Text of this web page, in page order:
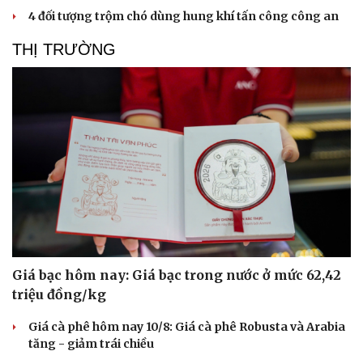
Dinh dưỡng - món ngon
Cây thuốc
Sản phụ khoa
Nhi khoa
Nam khoa
Làm đẹp - giảm cân
Phòng mạch online
Ăn sạch sống khỏe
Đời sống
Nhà đẹp
Blog
Tình yêu - Gia đình
4 đối tượng trộm chó dùng hung khí tấn công công an
THỊ TRƯỜNG
Giá bạc hôm nay: Giá bạc trong nước ở mức 62,42
triệu đồng/kg
Giá cà phê hôm nay 10/8: Giá cà phê Robusta và Arabia
tăng - giảm trái chiều